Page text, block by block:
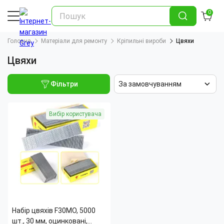
0
Головна Матеріали для ремонту Кріпильні вироби Цвяхи
Цвяхи
Фільтри За замовчуванням
Вибір користувача
Набір цвяхів F30MO, 5000
шт., 30 мм, оцинковані,